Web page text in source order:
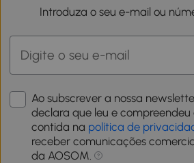
Introduza o seu e-mail ou
Ao subscrever a nossa
declara que leu e
contida na política de
receber comunicações
da AOSOM.